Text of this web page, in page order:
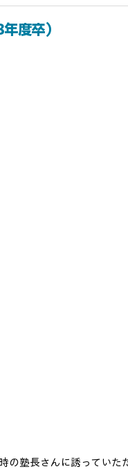
度卒）
の塾長さんに誘っていた